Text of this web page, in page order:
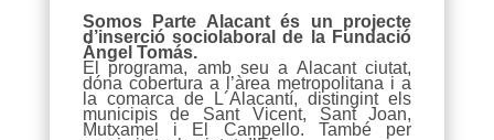
Somos Parte Alacant és un projecte
d’inserció sociolaboral de la Fundació
Ángel Tomás.
El programa, amb seu a Alacant ciutat,
dóna cobertura a l’àrea metropolitana i a
la comarca de L´Alacantí, distingint els
municipis de Sant Vicent, Sant Joan,
Mutxamel i El Campello. També per